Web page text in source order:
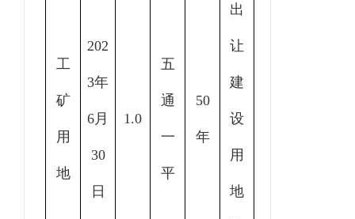
工
矿
用
地
202
3年
6月
30
日
1.0
五
通
一
平
50
年
出
让
建
设
用
地